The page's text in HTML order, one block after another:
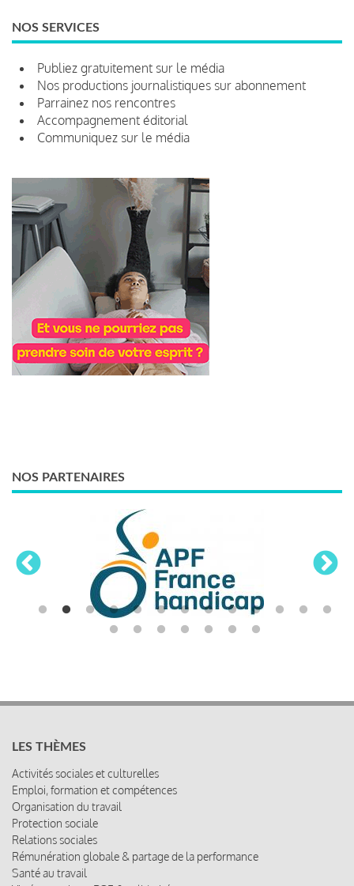
NOS SERVICES
Publiez gratuitement sur le média
Nos productions journalistiques sur abonnement
Parrainez nos rencontres
Accompagnement éditorial
Communiquez sur le média
NOS PARTENAIRES
LES THÈMES
Activités sociales et culturelles
Emploi, formation et compétences
Organisation du travail
Protection sociale
Relations sociales
Rémunération globale & partage de la performance
Santé au travail